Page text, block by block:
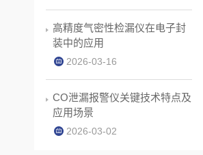
高精度气密性检漏仪在电子封
装中的应用
2026-03-16
CO泄漏报警仪关键技术特点及
应用场景
2026-03-02